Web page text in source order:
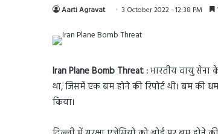
Aarti Agravat 3 October 2022 - 12:38 PM
Iran Plane Bomb Threat :भारतीय वायु सेना
था, जिसमें एक बम होने की रिपोर्ट थी। बम की
किया।